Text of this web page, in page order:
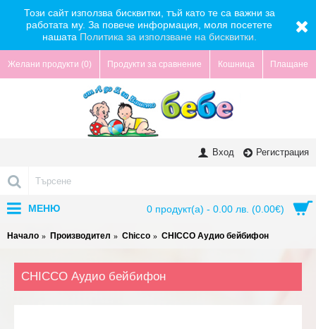
Този сайт използва бисквитки, тъй като те са важни за
работата му. За повече информация, моля посетете
нашата Политика за използване на бисквитки.
Желани продукти (0) Продукти за сравнение Кошница Плащане
0 продукт(а) - 0.00 лв. (0.00€)
Вход Регистрация
МЕНЮ
Начало Производител Chicco CHICCO Аудио бейбифон
CHICCO Аудио бейбифон